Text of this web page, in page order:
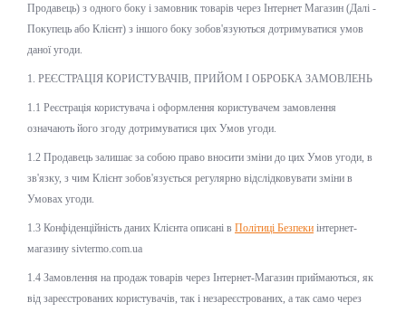
Продавець) з одного боку і замовник товарів через Інтернет Магазин (Далі -
Покупець або Клієнт) з іншого боку зобов'язуються дотримуватися умов
даної угоди.
1. РЕЄСТРАЦІЯ КОРИСТУВАЧІВ, ПРИЙОМ І ОБРОБКА ЗАМОВЛЕНЬ
1.1 Реєстрація користувача і оформлення користувачем замовлення
означають його згоду дотримуватися цих Умов угоди.
1.2 Продавець залишає за собою право вносити зміни до цих Умов угоди, в
зв'язку, з чим Клієнт зобов'язується регулярно відслідковувати зміни в
Умовах угоди.
1.3 Конфіденційність даних Клієнта описані в Політиці Безпеки інтернет-
магазину sivtermo.com.ua
1.4 Замовлення на продаж товарів через Інтернет-Магазин приймаються, як
від зареєстрованих користувачів, так і незареєстрованих, а так само через